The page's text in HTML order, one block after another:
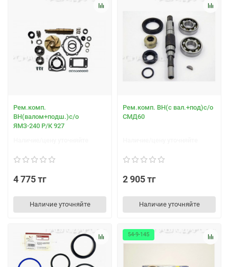
Рем.комп.
ВН(валом+подш.)с/о
ЯМЗ-240 Р/К 927
4 775 тг
Наличие уточняйте
Рем.комп. ВН(с вал.+под)с/о
СМД60
2 905 тг
Наличие уточняйте
54-9-145